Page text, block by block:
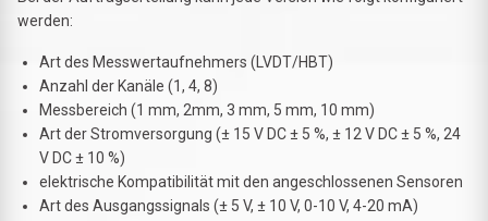
werden:
Art des Messwertaufnehmers (LVDT/HBT)
Anzahl der Kanäle (1, 4, 8)
Messbereich (1 mm, 2mm, 3 mm, 5 mm, 10 mm)
Art der Stromversorgung (± 15 V DC ± 5 %, ± 12 V DC ± 5 %, 24
V DC ± 10 %)
elektrische Kompatibilität mit den angeschlossenen Sensoren
Art des Ausgangssignals (± 5 V, ± 10 V, 0-10 V, 4-20 mA)